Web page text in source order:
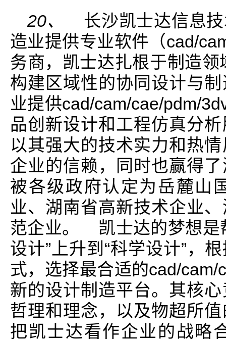
20、
长沙凯士达信息技
造业提供专业软件（cad/
务商，凯士达扎根于制造
构建区域性的协同设计与
业提供cad/cam/cae/pdm/
品创新设计和工程仿真分
以其强大的技术实力和热
企业的信赖，同时也赢得
被各级政府认定为岳麓山
业、湖南省高新技术企业
范企业。 凯士达的梦想是
设计”上升到“科学设计”，
式，选择最合适的cad/
新的设计制造平台。其核
哲理和理念，以及物超所
把凯士达看作企业的战略